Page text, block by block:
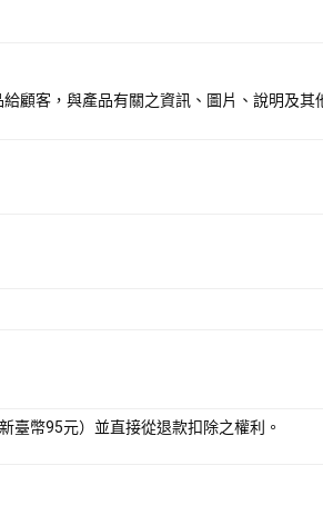
顧客，與產品有關之資訊、圖片、說明及其
臺幣95元）並直接從退款扣除之權利。